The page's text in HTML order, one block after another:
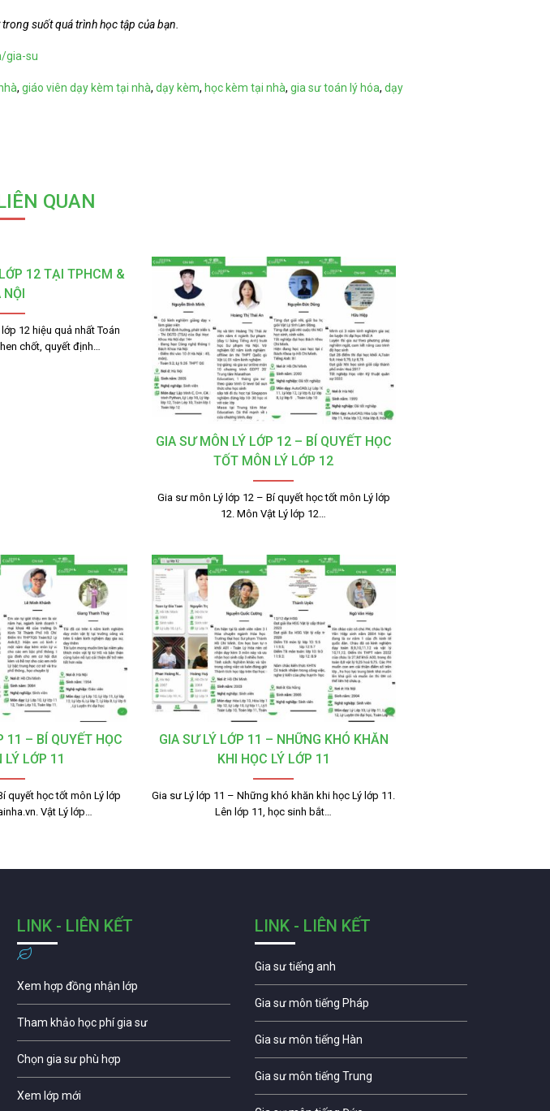
suốt quá trình học tập của bạn.
gia-su
, giáo viên dạy kèm tại nhà, dạy kèm, học kèm tại nhà, gia sư toán lý hóa, dạy
QUAN
12 TẠI TPHCM &
NỘI
12 hiệu quả nhất Toán
chốt, quyết định…
GIA SƯ MÔN LÝ LỚP 12 – BÍ QUYẾT HỌC
TỐT MÔN LÝ LỚP 12
Gia sư môn Lý lớp 12 – Bí quyết học tốt môn Lý lớp
12. Môn Vật Lý lớp 12…
11 – BÍ QUYẾT HỌC
LỚP 11
quyết học tốt môn Lý lớp
Vật Lý lớp…
GIA SƯ LÝ LỚP 11 – NHỮNG KHÓ KHĂN
KHI HỌC LÝ LỚP 11
Gia sư Lý lớp 11 – Những khó khăn khi học Lý lớp 11.
Lên lớp 11, học sinh bắt…
LINK - LIÊN KẾT
Xem hợp đồng nhận lớp
Tham khảo học phí gia sư
Chọn gia sư phù hợp
Xem lớp mới
LINK - LIÊN KẾT
Gia sư tiếng anh
Gia sư môn tiếng Pháp
Gia sư môn tiếng Hàn
Gia sư môn tiếng Trung